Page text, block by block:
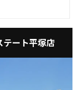
テート平塚店